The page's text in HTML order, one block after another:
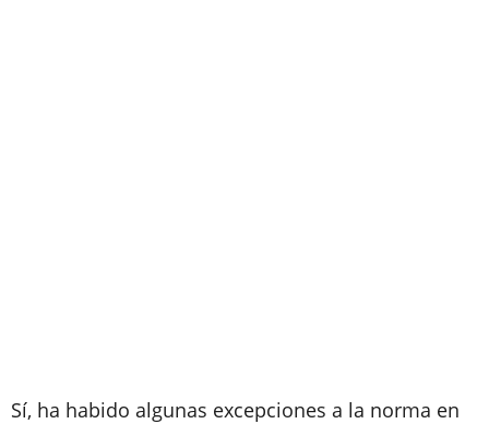
Sí, ha habido algunas excepciones a la norma en